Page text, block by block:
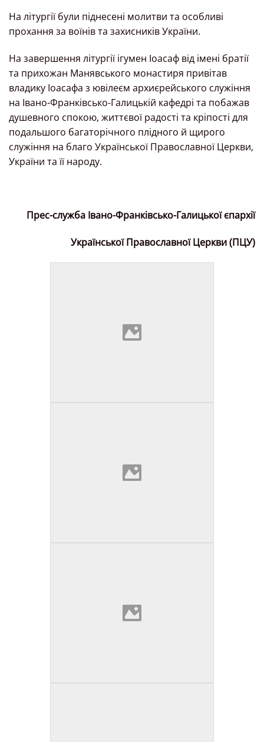
На літургії були піднесені молитви та особливі
прохання за воїнів та захисників України.
На завершення літургії ігумен Іоасаф від імені братії
та прихожан Манявського монастиря привітав
владику Іоасафа з ювілеєм архиєрейського служіння
на Івано-Франківсько-Галицькій кафедрі та побажав
душевного спокою, життєвої радості та кріпості для
подальшого багаторічного плідного й щирого
служіння на благо Української Православної Церкви,
України та її народу.
Прес-служба Івано-Франківсько-Галицької єпархії
Української Православної Церкви (ПЦУ)